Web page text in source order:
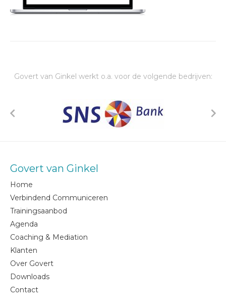
Govert van Ginkel werkt o.a. voor de volgende bedrijven:
Govert van Ginkel
Home
Verbindend Communiceren
Trainingsaanbod
Agenda
Coaching & Mediation
Klanten
Over Govert
Downloads
Contact